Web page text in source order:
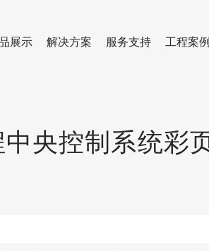
展示 解决方案 服务支持 工程案例
央控制系统彩